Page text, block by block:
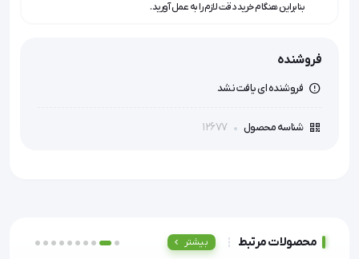
بنابراین هنگام خرید دقت لازم را به عمل آورید.
فروشنده
فروشنده ای یافت نشد
شناسه محصول 12677
محصولات مرتبط بیشتر